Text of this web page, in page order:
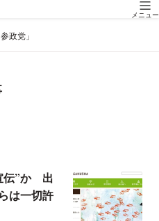
メニュー
政党」
伝”か 出
は一切許